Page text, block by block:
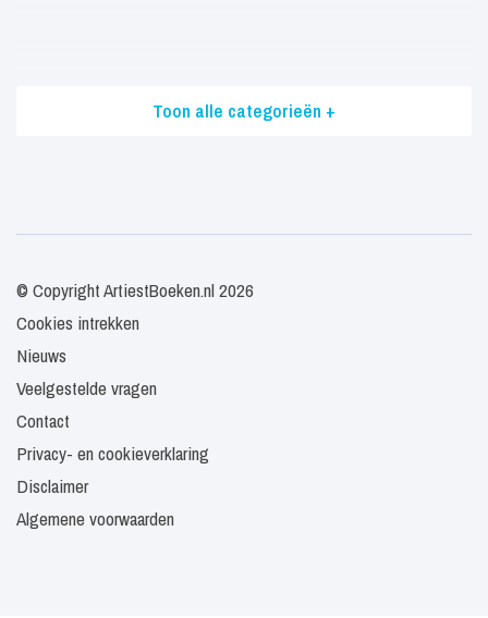
Toon alle categorieën +
© Copyright ArtiestBoeken.nl 2026
Cookies intrekken
Nieuws
Veelgestelde vragen
Contact
Privacy- en cookieverklaring
Disclaimer
Algemene voorwaarden